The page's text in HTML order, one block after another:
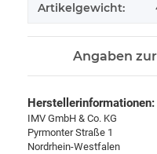
Artikelgewicht:
Angaben
Herstellerinformationen:
IMV GmbH & Co. KG
Pyrmonter Straße 1
Nordrhein-Westfalen